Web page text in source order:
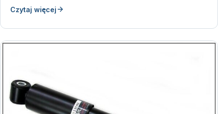
Czytaj więcej